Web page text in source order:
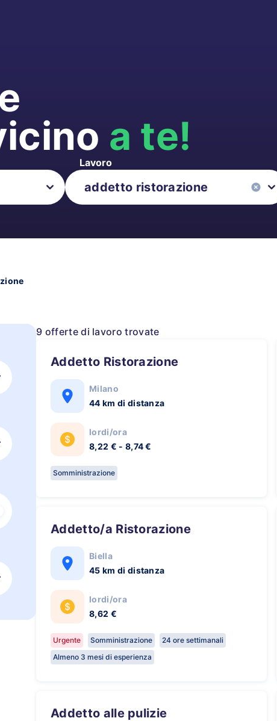
a te!
Lavoro
9 offerte di lavoro trovate
Addetto Ristorazione
Milano
44 km di distanza
lordi/ora
8,22 € - 8,74 €
Somministrazione
Addetto/a Ristorazione
Biella
45 km di distanza
lordi/ora
8,62 €
Urgente Somministrazione
24 ore settimanali
Almeno 3 mesi di esperienza
Addetto alle pulizie